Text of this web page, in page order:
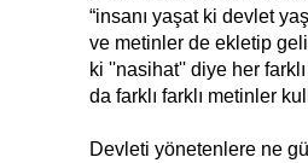
“insanı yaşat ki devlet
ve metinler de ekletip
ki ''nasihat'' diye her
da farklı farklı metinler
Devleti yönetenlere ne